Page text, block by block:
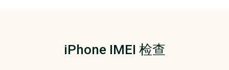
iPhone IMEI 检查